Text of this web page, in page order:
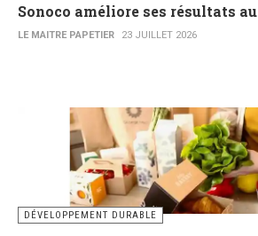
Sonoco améliore ses résultats
LE MAITRE PAPETIER 23 JUILLET 2026
DÉVELOPPEMENT DURABLE